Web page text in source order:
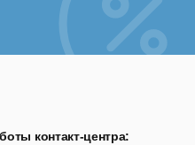
контакт-центра: